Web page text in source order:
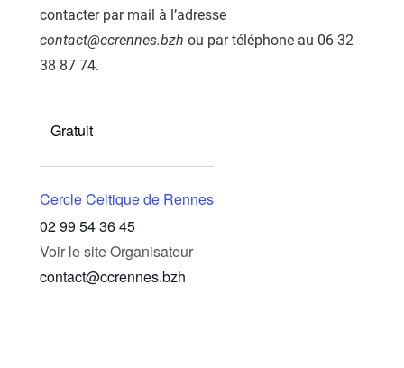
contacter par mail à l’adresse
contact@ccrennes.bzh ou par téléphone au 06 32
38 87 74.
Gratuit
Cercle Celtique de Rennes
02 99 54 36 45
Voir le site Organisateur
contact@ccrennes.bzh